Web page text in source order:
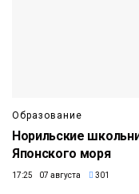
Образование
Норильские
Японского моря
17:25 07 августа 301